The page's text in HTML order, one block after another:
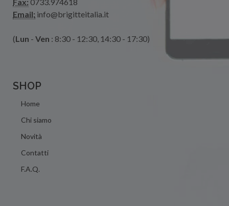
Email: info@brigitteitalia.it
(Lun - Ven : 8:30 - 12:30, 14:30 - 17:30)
SHOP
Home
Chi siamo
Novità
Contatti
F.A.Q.